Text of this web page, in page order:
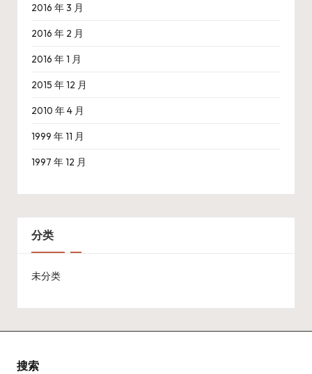
2016 年 3 月
2016 年 2 月
2016 年 1 月
2015 年 12 月
2010 年 4 月
1999 年 11 月
1997 年 12 月
分类
未分类
搜索